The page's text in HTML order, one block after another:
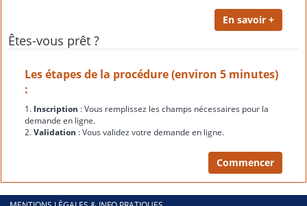
Êtes-vous prêt ?
Les étapes de la procédure (environ 5 minutes)
:
1. Inscription : Vous remplissez les champs nécessaires pour la
demande en ligne.
2.Validation : Vous validez votre demande en ligne.